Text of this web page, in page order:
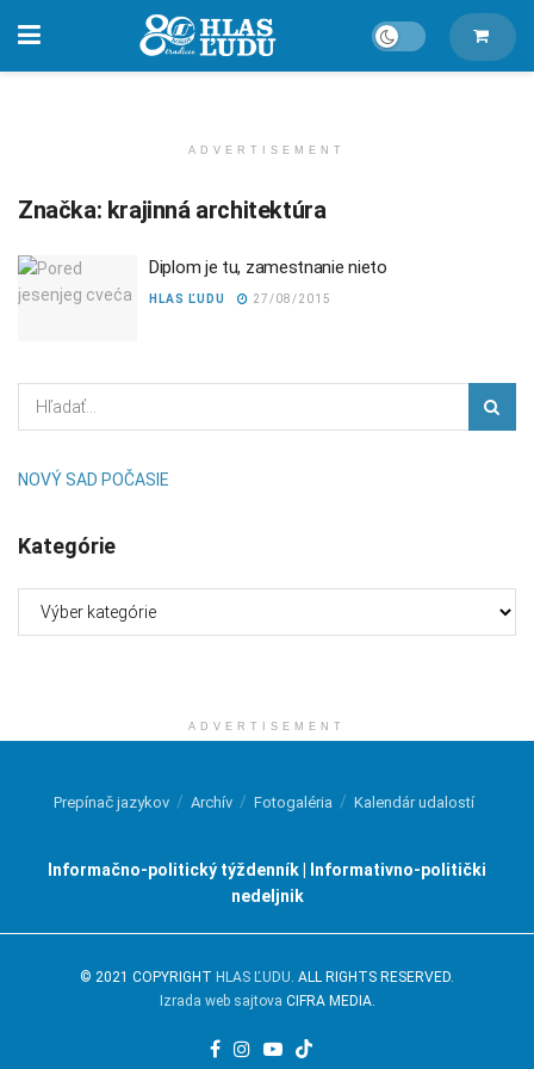
ADVERTISEMENT
Značka: krajinná architektúra
Diplom je tu, zamestnanie nieto
HLAS ĽUDU 27/08/2015
NOVÝ SAD POČASIE
Kategórie
ADVERTISEMENT
Prepínač jazykov Archív Fotogaléria Kalendár udalostí
Informačno-politický týždenník | Informativno-politički
nedeljnik
© 2021 COPYRIGHT HLAS ĽUDU . ALL RIGHTS RESERVED.
Izrada web sajtova CIFRA MEDIA.